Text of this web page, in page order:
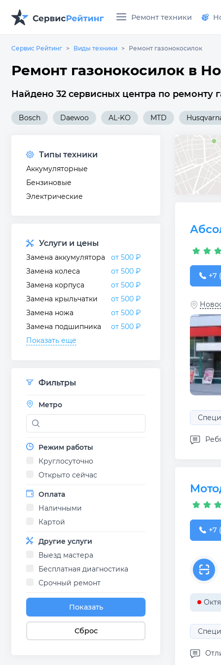
Ремонт техники
Сервис Рейтинг Виды техники Ремонт газонокосилок
Ремонт газонокосилок в
Найдено 32 сервисных центра по ремонту
Bosch Daewoo AL-KO MTD
Типы техники
Аккумуляторные
Бензиновые
Электрические
Услуги и цены
Замена аккумулятора
от 500 ₽
Замена колеса
от 500 ₽
Замена корпуса
от 500 ₽
Замена крыльчатки
от 500 ₽
Замена ножа
от 500 ₽
Замена подшипника
от 500 ₽
Показать еще
Фильтры
Метро
Режим работы
Круглосуточно
Открыто сейчас
Оплата
Наличными
Картой
Другие услуги
Выезд мастера
Бесплатная диагностика
Срочный ремонт
Показать
Сброс
+7+7
+7+7